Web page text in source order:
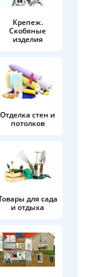
Крепеж.
Скобяные
изделия
Отделка стен и
потолков
для сада
и отдыха